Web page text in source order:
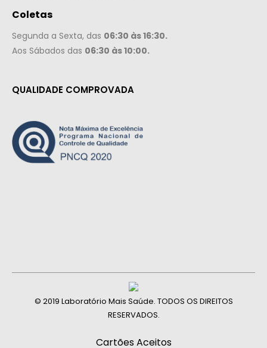
Coletas
Segunda a Sexta, das 06:30 às 16:30.
Aos Sábados das 06:30 às 10:00.
QUALIDADE COMPROVADA
© 2019 Laboratório Mais Saúde. TODOS OS DIREITOS
RESERVADOS.
Cartões Aceitos